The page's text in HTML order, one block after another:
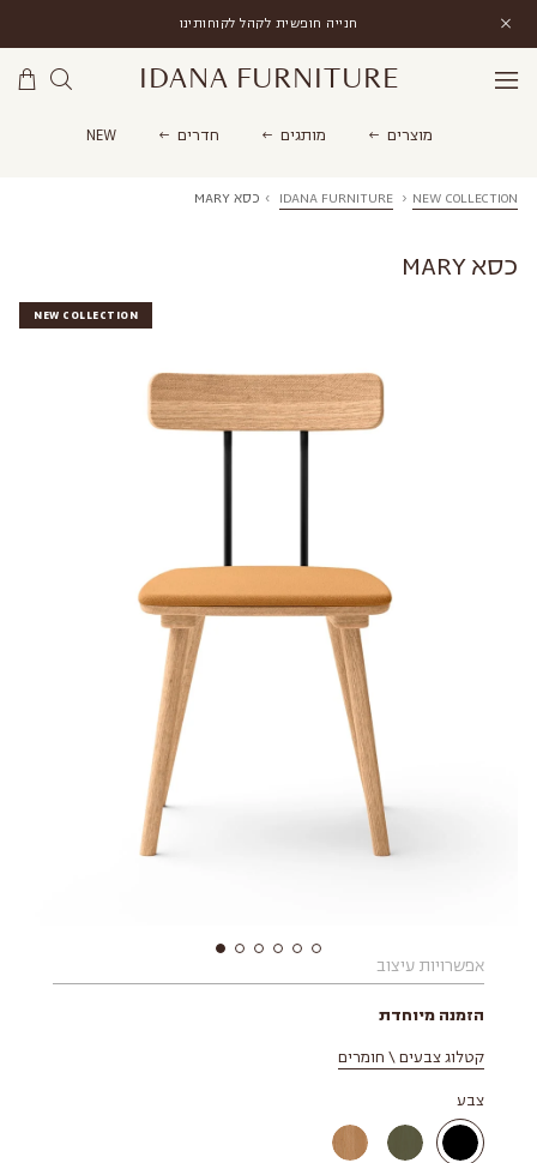
חנייה חופשית לקהל לקוחותינו
IDANA FURNITURE
מוצרים מותגים חדרים NEW
IDANA FURNITURE › NEW COLLECTION
› כסא MARY
כסא MARY
NEW COLLECTION
אפשרויות עיצוב
הזמנה מיוחדת
קטלוג צבעים \ חומרים
צבע